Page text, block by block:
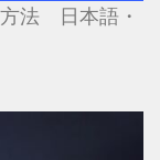
法 日本語・